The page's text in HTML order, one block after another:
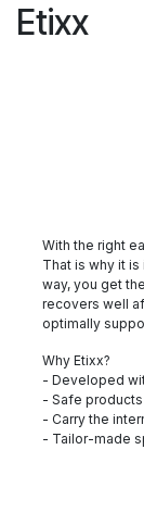
Etixx
With the right
That is why it
way, you get
recovers well
optimally
Why Etixx?
- Developed
- Safe
- Carry the
- Tailor-made